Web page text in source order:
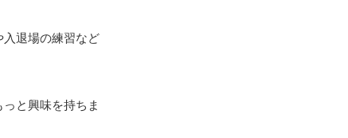
退場の練習など
と興味を持ちま